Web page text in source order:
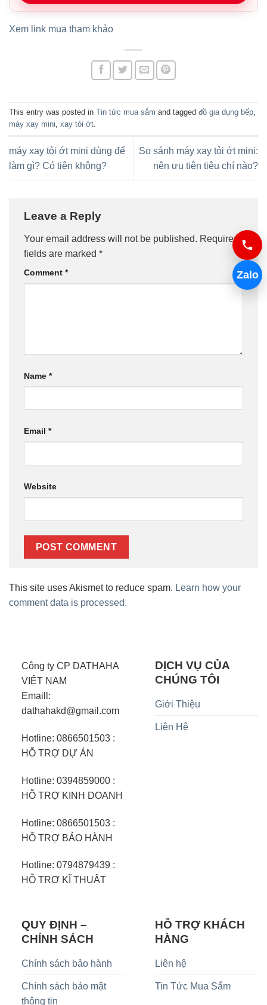
Xem link mua tham khảo
This entry was posted in Tin tức mua sắm and tagged đồ gia dụng bếp,
máy xay mini, xay tỏi ớt.
máy xay tỏi ớt mini dùng để
làm gì? Có tiện không?
So sánh máy xay tỏi ớt mini:
nên ưu tiên tiêu chí nào?
Leave a Reply
Your email address will not be published. Required
fields are marked *
Comment *
Name *
Email *
Website
This site uses Akismet to reduce spam. Learn how your
comment data is processed.
Công ty CP DATHAHA
VIỆT NAM
Emaill:
dathahakd@gmail.com
Hotline: 0866501503 :
HỖ TRỢ DỰ ÁN
Hotline: 0394859000 :
HỖ TRỢ KINH DOANH
Hotline: 0866501503 :
HỖ TRỢ BẢO HÀNH
Hotline: 0794879439 :
HỖ TRỢ KĨ THUẬT
DỊCH VỤ CỦA
CHÚNG TÔI
Giới Thiệu
Liên Hệ
QUY ĐỊNH –
CHÍNH SÁCH
Chính sách bảo hành
Chính sách bảo mật
thông tin
HỖ TRỢ KHÁCH
HÀNG
Liên hệ
Tin Tức Mua Sắm
Zalo